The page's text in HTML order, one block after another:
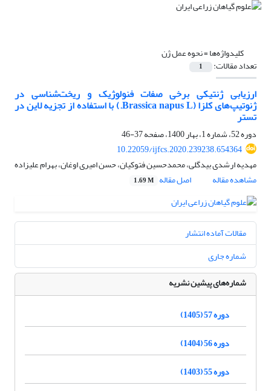
کلیدواژه‌ها =نحوه عمل ژن
تعداد مقالات: 1
ارزیابی ژنتیکی برخی صفات فنولوژیک و ریخت‌شناسی در
ژنوتیپ‌های کلزا (Brassica napus L.) با استفاده از تجزیه لاین در
تستر
دوره 52، شماره 1، بهار 1400، صفحه
37-46
10.22059/ijfcs.2020.239238.654364
مهدیه ارشدی بیدگلی، محمدحسین فتوکیان، حسن امیری اوغان، بهرام علیزاده
مشاهده مقاله
اصل مقاله 1.69 M
مقالات آماده انتشار
شماره جاری
شماره‌های پیشین نشریه
دوره 57 (1405)
دوره 56 (1404)
دوره 55 (1403)